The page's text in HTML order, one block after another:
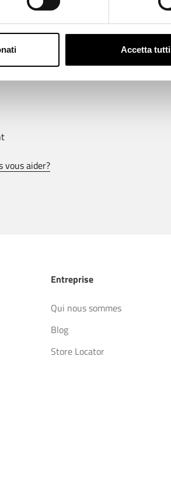
Accetta tutti
vous aider?
Entreprise
Qui nous sommes
Blog
Store Locator